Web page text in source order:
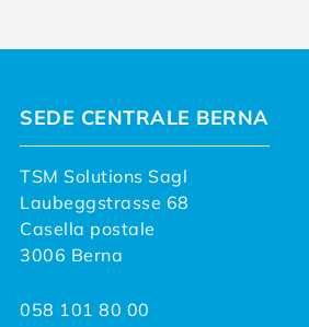
SEDE CENTRALE BERNA
TSM Solutions Sagl
Laubeggstrasse 68
Casella postale
3006 Berna
058 101 80 00